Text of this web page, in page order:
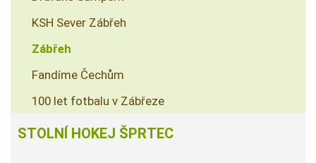
KSH Sever Zábřeh
Zábřeh
Fandíme Čechům
100 let fotbalu v Zábřeze
STOLNÍ HOKEJ ŠPRTEC